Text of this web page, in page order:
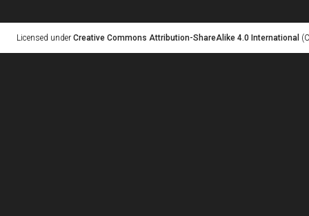
Licensed under Creative Commons Attribution-ShareAlike 4.0 International